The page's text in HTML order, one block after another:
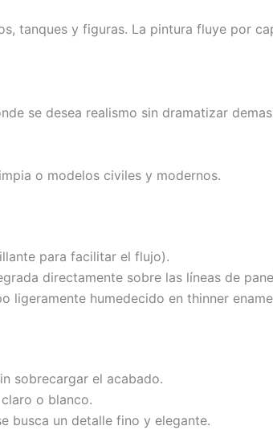
tanques y figuras. La pintura fluye por
se desea realismo sin dramatizar
o modelos civiles y modernos.
para facilitar el flujo).
directamente sobre las líneas de
ligeramente humedecido en thinner
sobrecargar el acabado.
o blanco.
busca un detalle fino y elegante.